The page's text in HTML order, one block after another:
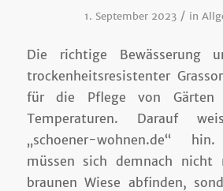
1. September 2023 / in
Die richtige Bewässerung
trockenheitsresistenter
für die Pflege von Gärten
Temperaturen. Darauf
„schoener-wohnen.de“
müssen sich demnach
braunen Wiese abfinden,